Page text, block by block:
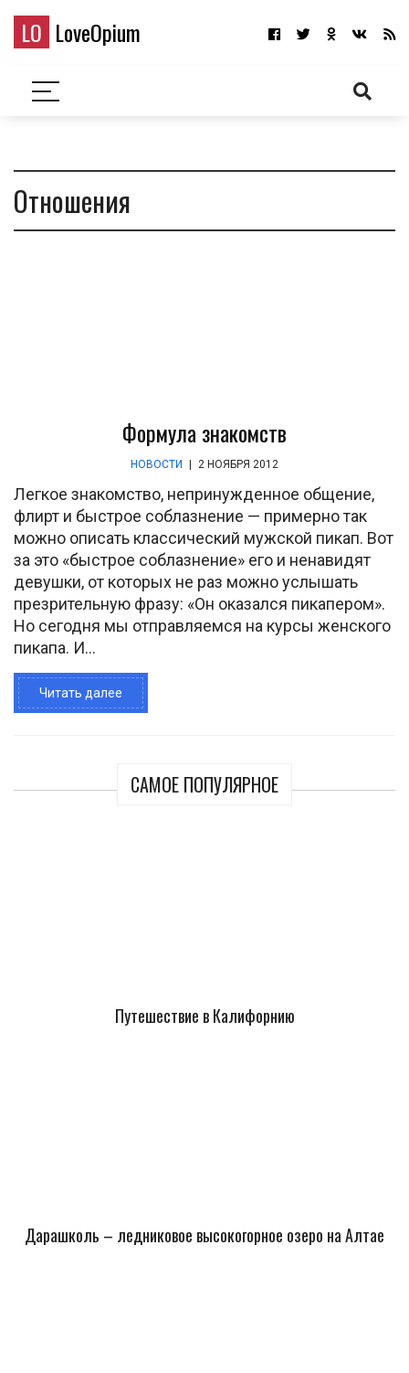
LO LoveOpium
Отношения
Формула знакомств
НОВОСТИ 2 НОЯБРЯ 2012
Легкое знакомство, непринужденное общение,
флирт и быстрое соблазнение — примерно так
можно описать классический мужской пикап. Вот
за это «быстрое соблазнение» его и ненавидят
девушки, от которых не раз можно услышать
презрительную фразу: «Он оказался пикапером».
Но сегодня мы отправляемся на курсы женского
пикапа. И...
Читать далее
САМОЕ ПОПУЛЯРНОЕ
Путешествие в Калифорнию
Дарашколь – ледниковое высокогорное озеро на Алтае